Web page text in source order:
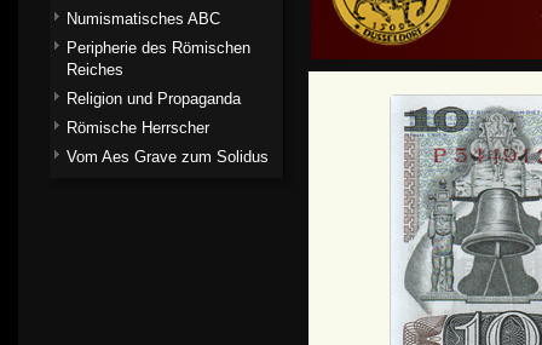
Numismatisches ABC
Peripherie des Römischen
Reiches
Religion und Propaganda
Römische Herrscher
Vom Aes Grave zum Solidus